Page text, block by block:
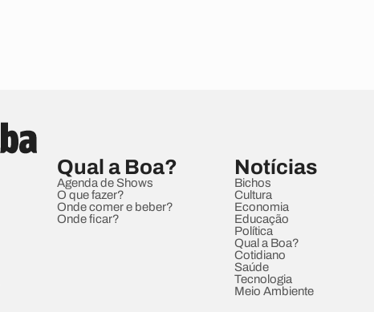
Qual a Boa?
Agenda de Shows
O que fazer?
Onde comer e beber?
Onde ficar?
Notícias
Bichos
Cultura
Economia
Educação
Política
Qual a Boa?
Cotidiano
Saúde
Tecnologia
Meio Ambiente